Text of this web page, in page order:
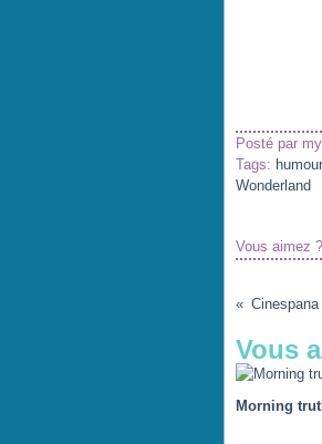
Posté par
Tags: humour
Wonderland
Vous aimez ?
Vous
Morning